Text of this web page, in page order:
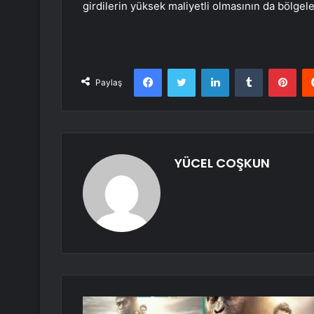
girdilerin yüksek maliyetli olmasının da
Paylaş
FacebookTwitter LinkedInTumblr
YÜCEL COŞKUN